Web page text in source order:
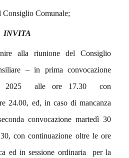
Consiglio Comunale;
INVITA
alla riunione del Consiglio
– in prima convocazione
2025 alle ore 17.30 con
24.00, ed, in caso di mancanza
convocazione martedì 30
con continuazione oltre le ore
ed in sessione ordinaria per la